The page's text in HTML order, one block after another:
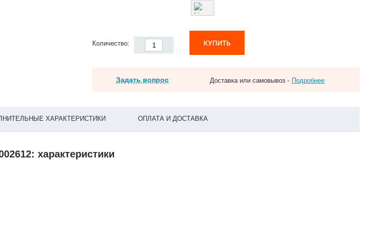
Количество: КУПИТЬ
Задать вопрос Доставка или самовывоз - Подробнее
ХАРАКТЕРИСТИКИ ОПЛАТА И ДОСТАВКА
характеристики